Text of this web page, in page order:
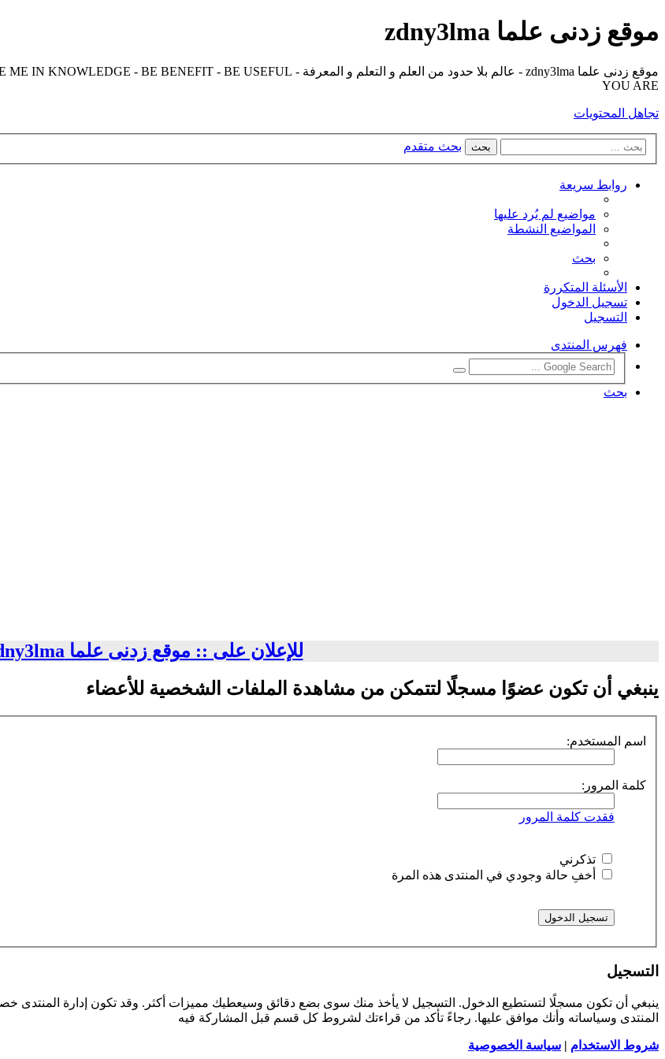
موقع زدنى علما zdny3lma
YOU ARE
تجاهل المحتويات
بحث بحث متقدم
روابط سريعة
مواضيع لم يُرد عليها
المواضيع النشطة
بحث
الأسئلة المتكررة
تسجيل الدخول
التسجيل
فهرس المنتدى
بحث
للإعلان على :: موقع زدنى علما zdny3lma ::
ينبغي أن تكون عضوًا مسجلًا لتتمكن من مشاهدة الملفات الشخصية للأعضاء
اسم المستخدم:
كلمة المرور:
فقدت كلمة المرور
تذكرني
أخفِ حالة وجودي في المنتدى هذه المرة
التسجيل
ينبغي أن تكون مسجلًا لتستطيع الدخول. التسجيل لا يأخذ منك سوى بضع دقائق وسيعطيك مميزات أكثر. وقد تكون إدارة
المنتدى وسياساته وأنك موافق عليها. رجاءً تأكد من قراءتك لشروط كل قسم قبل المشاركة فيه
شروط الاستخدام | سياسة الخصوصية